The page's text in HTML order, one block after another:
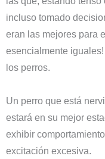
incluso tomado
eran las mejores para
esencialmente
los perros.
Un perro que está
estará en su mejor
exhibir
excitación excesiva.